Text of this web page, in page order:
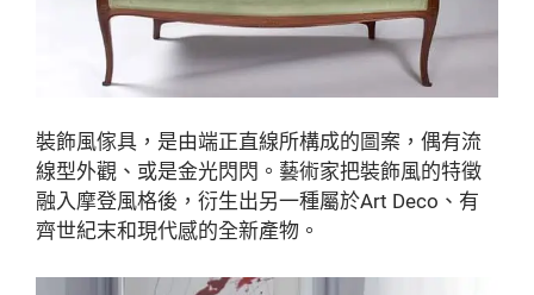
裝飾風傢具，是由端正直線所構成的圖案，偶有流
線型外觀、或是金光閃閃。藝術家把裝飾風的特徵
融入摩登風格後，衍生出另一種屬於Art Deco、有
齊世紀末和現代感的全新產物。